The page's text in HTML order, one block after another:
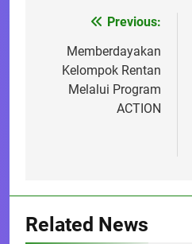
navigation
Previous:
Memberdayakan
Kelompok Rentan
Melalui Program
ACTION
Related News